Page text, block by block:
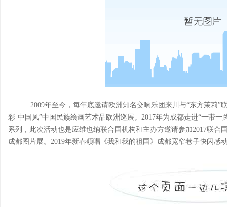
2009年至今，每年底邀请欧洲知名交响乐团来川与“东方茉莉”
彩·中国风”中国民族绘画艺术品欧洲巡展。2017年为成都走进“一带
系列，此次活动也是应维也纳联合国机构和主办方邀请参加2017联
成都图片展。2019年新春领唱《我和我的祖国》成都宽窄巷子快闪感